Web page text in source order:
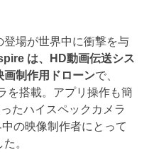
場が世界中に衝撃を与
は、HD動画伝送シス
画制作用ドローンで、
を搭載。アプリ操作も簡
たハイスペックカメラ
の映像制作者にとって
。